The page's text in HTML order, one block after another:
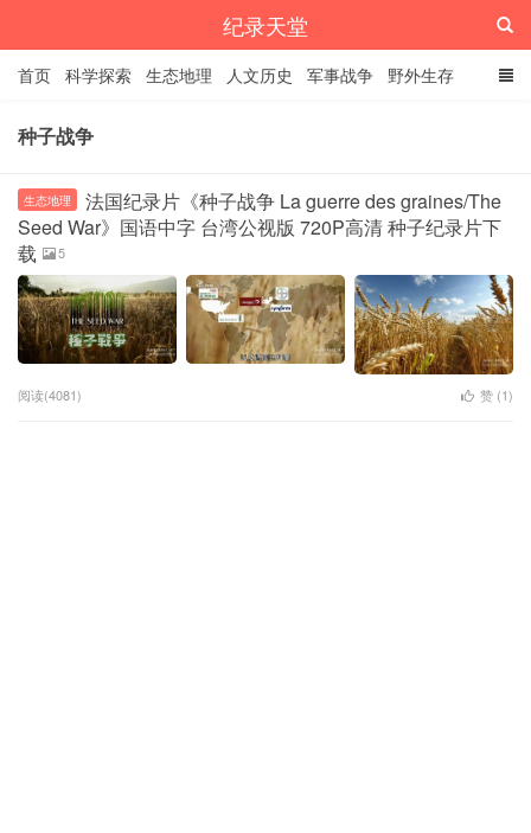
纪录天堂
首页 科学探索 生态地理 人文历史 军事战争 野外生存
经典纪录
种子战争
生态地理
法国纪录片《种子战争 La guerre des graines/The
Seed War》国语中字 台湾公视版 720P高清 种子纪录片下
载
5
阅读(4081) 赞 (1)